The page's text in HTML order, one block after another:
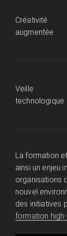
Créativité
augmentée
Veille
technologique
La formation
ainsi un enjeu
organisations
nouvel
des initiatives
formation